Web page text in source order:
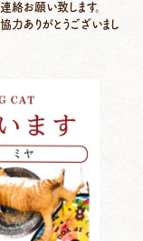
絡お願い致します。
りがとうございまし